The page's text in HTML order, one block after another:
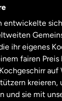
entwickelte
ihr eigenes
fairen Preis
auf
kreieren,
und sie mit